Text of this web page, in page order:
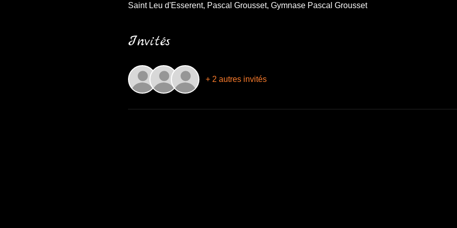
Saint Leu d'Esserent, Pascal Grousset, Gymnase Pascal Grousset
Invités
+ 2 autres invités